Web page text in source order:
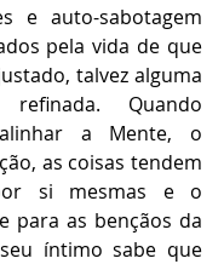
e auto-sabotagem
pela vida de que
talvez alguma
Quando
alinhar a Mente, o
as coisas tendem
si mesmas e o
para as bençãos da
íntimo sabe que